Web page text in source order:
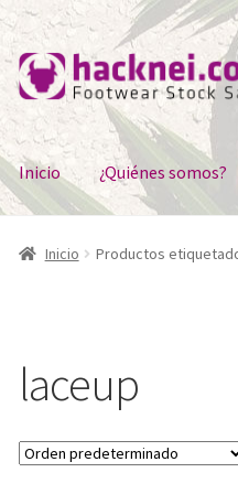
Ir
a
navegación
Ir
al
contenido
Inicio ¿Quiénes somos?
Inicio Productos
laceup